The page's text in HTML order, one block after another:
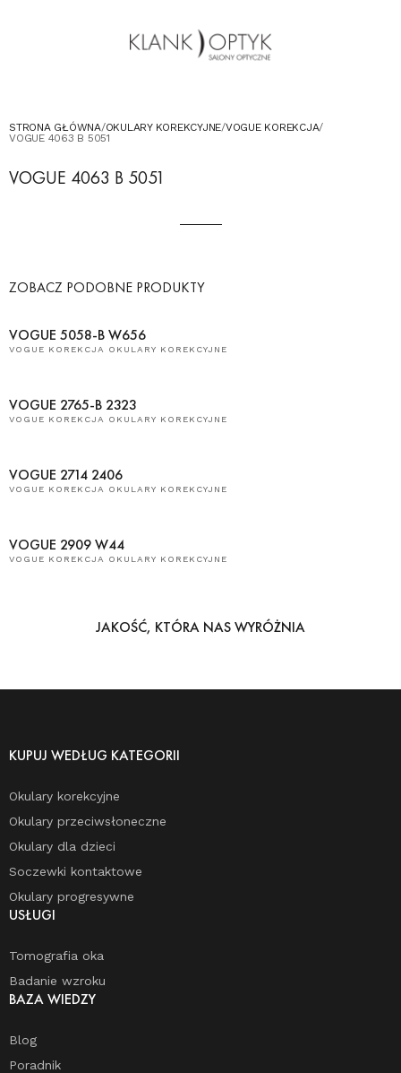
OKULARY DLA DZIECI
KONTAKT
UMÓW WIZYTĘ W SALONIE
STRONA GŁÓWNA/OKULARY KOREKCYJNE/VOGUE KOREKCJA/
VOGUE 4063 B 5051
VOGUE 4063 B 5051
ZOBACZ PODOBNE PRODUKTY
VOGUE 5058-B W656
VOGUE KOREKCJA OKULARY KOREKCYJNE
VOGUE 2765-B 2323
VOGUE KOREKCJA OKULARY KOREKCYJNE
VOGUE 2714 2406
VOGUE KOREKCJA OKULARY KOREKCYJNE
VOGUE 2909 W44
VOGUE KOREKCJA OKULARY KOREKCYJNE
JAKOŚĆ, KTÓRA NAS WYRÓŻNIA
KUPUJ WEDŁUG KATEGORII
Okulary korekcyjne
Okulary przeciwsłoneczne
Okulary dla dzieci
Soczewki kontaktowe
Okulary progresywne
USŁUGI
Tomografia oka
Badanie wzroku
BAZA WIEDZY
Blog
Poradnik